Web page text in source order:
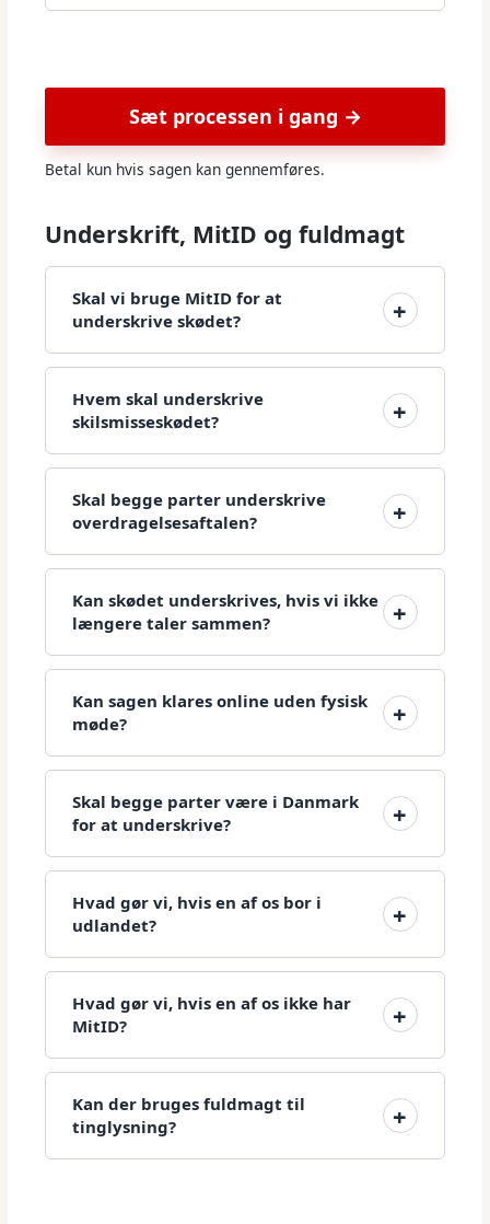
Sæt processen i gang →
Betal kun hvis sagen kan gennemføres.
Underskrift, MitID og fuldmagt
Skal vi bruge MitID for at
underskrive skødet?
Hvem skal underskrive
skilsmisseskødet?
Skal begge parter underskrive
overdragelsesaftalen?
Kan skødet underskrives, hvis vi ikke
længere taler sammen?
Kan sagen klares online uden fysisk
møde?
Skal begge parter være i Danmark
for at underskrive?
Hvad gør vi, hvis en af os bor i
udlandet?
Hvad gør vi, hvis en af os ikke har
MitID?
Kan der bruges fuldmagt til
tinglysning?